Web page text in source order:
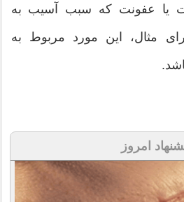
یا عفونت که سبب آسیب به
مثال، این مورد مربوط به
امروز